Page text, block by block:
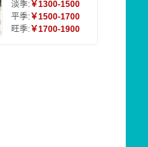
淡季:￥1300-1500
平季:￥1500-1700
旺季:￥1700-1900